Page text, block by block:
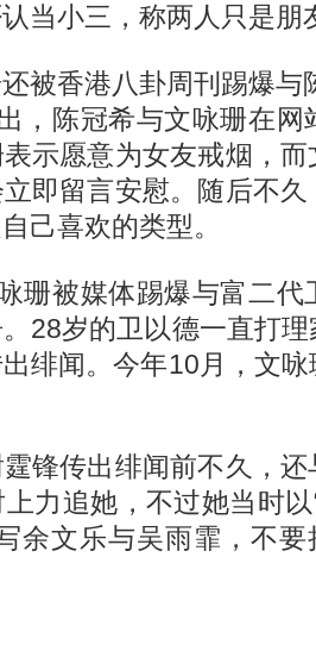
当小三，称两人只是朋
香港八卦周刊踢爆与
，陈冠希与文咏珊在网
示愿意为女友戒烟，
即留言安慰。随后不
己喜欢的类型。
被媒体踢爆与富二代
28岁的卫以德一直打
绯闻。今年10月，文
传出绯闻前不久，还
力追她，不过她当时
余文乐与吴雨霏，不